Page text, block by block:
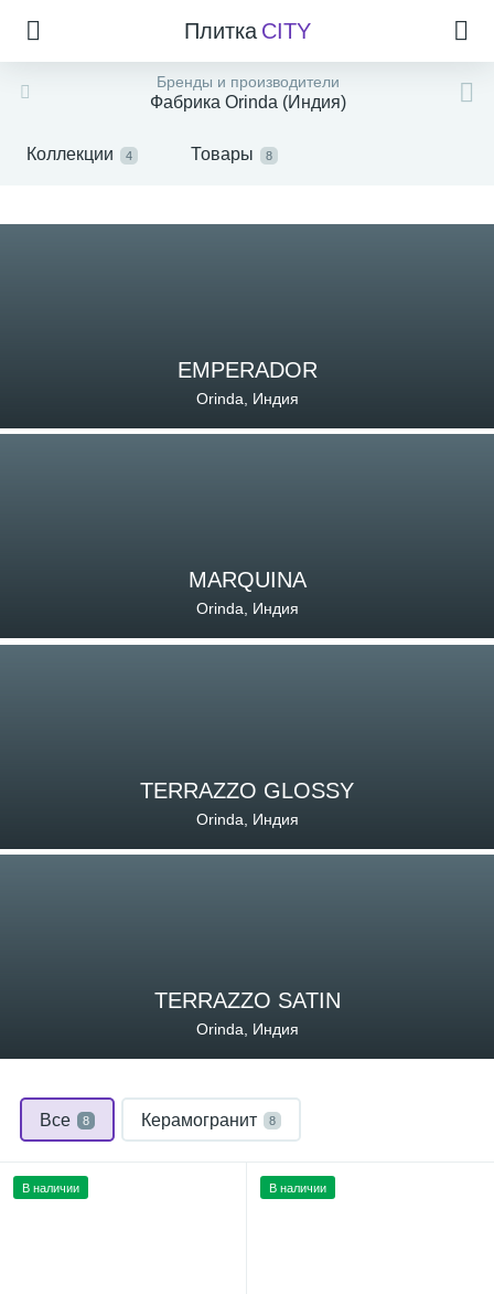
Плитка CITY
Бренды и производители
Фабрика Orinda (Индия)
Коллекции 4 Товары 8
EMPERADOR
Orinda, Индия
MARQUINA
Orinda, Индия
TERRAZZO GLOSSY
Orinda, Индия
TERRAZZO SATIN
Orinda, Индия
Все 8 Керамогранит 8
В наличии В наличии